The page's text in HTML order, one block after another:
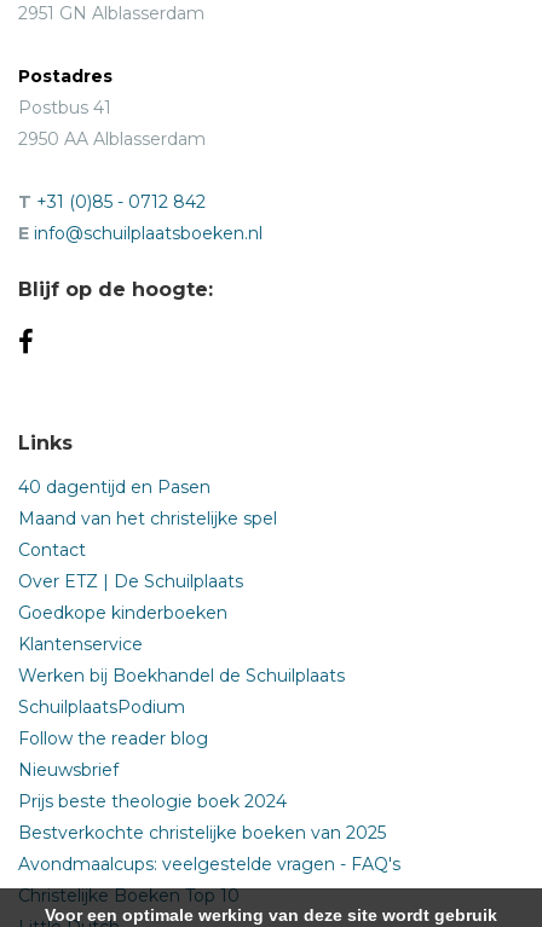
2951 GN Alblasserdam
Postadres
Postbus 41
2950 AA Alblasserdam
T +31 (0)85 - 0712 842
E info@schuilplaatsboeken.nl
Blijf op de hoogte:
Links
40 dagentijd en Pasen
Maand van het christelijke spel
Contact
Over ETZ | De Schuilplaats
Goedkope kinderboeken
Klantenservice
Werken bij Boekhandel de Schuilplaats
SchuilplaatsPodium
Follow the reader blog
Nieuwsbrief
Prijs beste theologie boek 2024
Bestverkochte christelijke boeken van 2025
Avondmaalcups: veelgestelde vragen - FAQ's
Christelijke Boeken Top 10
Voor een optimale werking van deze site wordt gebruik